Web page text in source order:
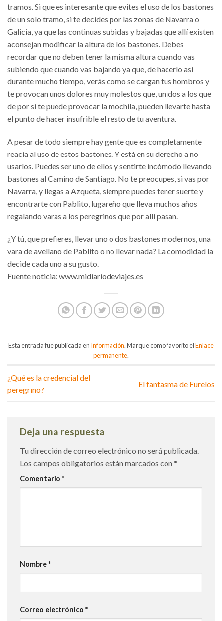
tramos. Si que es interesante que evites el uso de los bastones
de un solo tramo, si te decides por las zonas de Navarra o
Galicia, ya que las continuas subidas y bajadas que allí existen
aconsejan modificar la altura de los bastones. Debes
recordar que no deben tener la misma altura cuando vas
subiendo que cuando vas bajando ya que, de hacerlo así
durante mucho tiempo, verás como se cargan tus hombros y
te provocan unos dolores muy molestos que, unidos a los que
de por si te puede provocar la mochila, pueden llevarte hasta
el punto de hacer insufrible el resto de tu aventura.
A pesar de todo siempre hay gente que es completamente
reacia al uso de estos bastones. Y está en su derecho a no
usarlos. Puedes ser uno de ellos y sentirte incómodo llevando
bastones al Camino de Santiago. No te preocupes, si vas por
Navarra, y llegas a Azqueta, siempre puedes tener suerte y
encontrarte con Pablito, lugareño que lleva muchos años
regalando varas a los peregrinos que por allí pasan.
¿Y tú, que prefieres, llevar uno o dos bastones modernos, una
vara de avellano de Pablito o no llevar nada? La comodidad la
decide cada uno a su gusto.
Fuente noticia: www.midiariodeviajes.es
Esta entrada fue publicada en Información. Marque como favorito elEnlace
permanente.
¿Qué es la credencial del
peregrino?
El fantasma de Furelos
Deja una respuesta
Tu dirección de correo electrónico no será publicada.
Los campos obligatorios están marcados con *
Comentario *
Nombre*
Correo electrónico *